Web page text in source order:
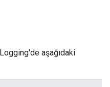
aşağıdaki